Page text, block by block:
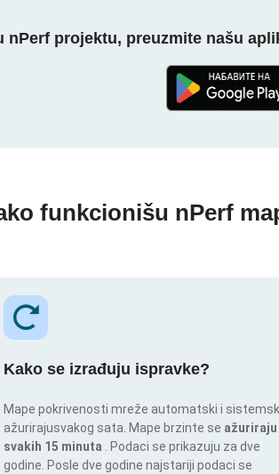
nPerf projektu, preuzmite našu
funkcionišu nPerf
Kako se izrađuju ispravke?
Mape pokrivenosti mreže automatski i
ažurirajusvakog sata. Mape brzinte se ažuriraju
svakih 15 minuta
. Podaci se prikazuju za dve
godine. Posle dve godine najstariji podaci se